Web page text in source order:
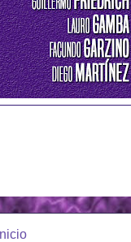
Inicio